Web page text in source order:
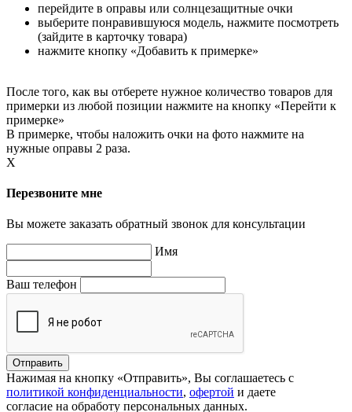
перейдите в оправы или солнцезащитные очки
выберите понравившуюся модель, нажмите посмотреть
(зайдите в карточку товара)
нажмите кнопку «Добавить к примерке»
После того, как вы отберете нужное количество товаров для
примерки из любой позиции нажмите на кнопку «Перейти к
примерке»
В примерке, чтобы наложить очки на фото нажмите на
нужные оправы 2 раза.
X
Перезвоните мне
Вы можете заказать обратный звонок для консультации
Имя
Ваш телефон
Нажимая на кнопку «Отправить», Вы соглашаетесь с
политикой конфиденциальности, офертой и даете
согласие на обработу персональных данных.